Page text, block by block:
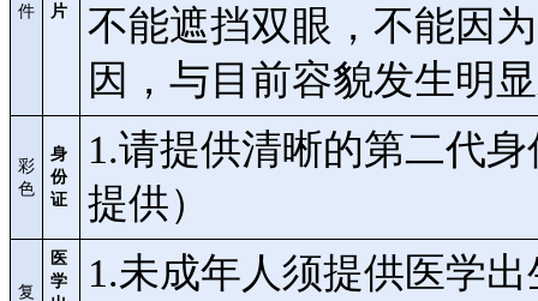
件
片
不能遮挡双眼，不能因
因，与目前容貌发生明
彩
色
身
份
证
1.请提供清晰的第二代
提供）
复
医
学
1.未成年人须提供医学